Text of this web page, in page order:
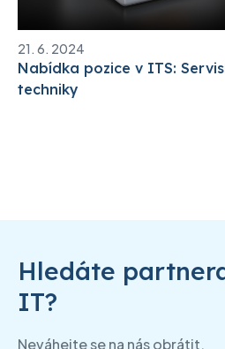
21. 6. 2024
Nabídka pozice v ITS:
techniky
Hledáte
IT?
Neváhejte se na nás obrátit.